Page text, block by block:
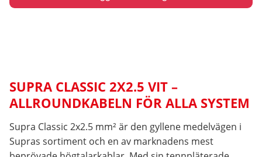
SUPRA CLASSIC 2X2.5 VIT –
ALLROUNDKABELN FÖR ALLA SYSTEM
Supra Classic 2x2.5 mm² är den gyllene medelvägen i
Supras sortiment och en av marknadens mest